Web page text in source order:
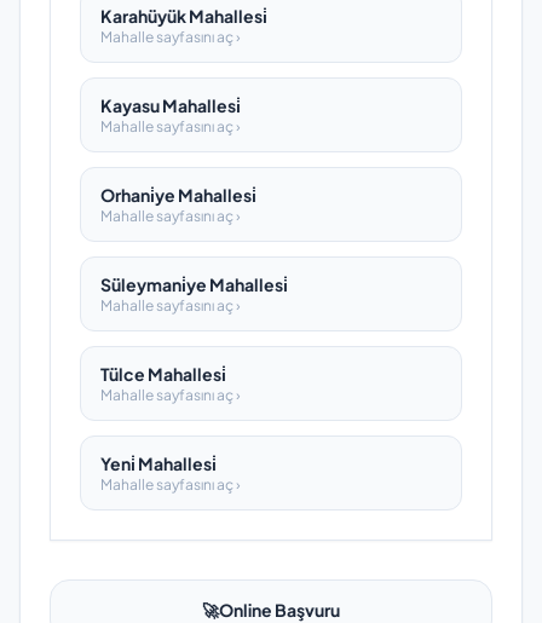
Karahüyük Mahallesi̇
Mahalle sayfasını aç ›
Kayasu Mahallesi̇
Mahalle sayfasını aç ›
Orhani̇ye Mahallesi̇
Mahalle sayfasını aç ›
Süleymani̇ye Mahallesi̇
Mahalle sayfasını aç ›
Tülce Mahallesi̇
Mahalle sayfasını aç ›
Yeni̇ Mahallesi̇
Mahalle sayfasını aç ›
🚀Online Başvuru